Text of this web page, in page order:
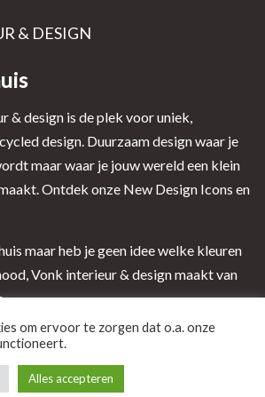
& DESIGN
& design is de plek voor uniek,
design. Duurzaam design waar je
maar waar je jouw wereld een klein
Ontdek onze New Design Icons en
maar heb je geen idee welke kleuren
Vonk interieur & design maakt van
door i-match webconcepts
om ervoor te zorgen dat o.a. onze
Alles accepteren